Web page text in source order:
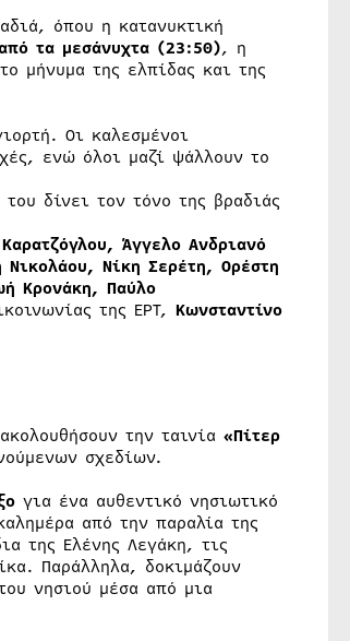
όπου η κατανυκτική
τα μεσάνυχτα (23:50), η
μήνυμα της ελπίδας και της
Οι καλεσμένοι
ενώ όλοι μαζί ψάλλουν το
δίνει τον τόνο της βραδιάς
Άγγελο Ανδριανό
Νίκη Σερέτη, Ορέστη
Κρονάκη, Παύλο
της ΕΡΤ, Κωνσταντίνο
την ταινία «Πίτερ
σχεδίων.
για ένα αυθεντικό νησιωτικό
από την παραλία της
της Ελένης Λεγάκη, τις
Παράλληλα, δοκιμάζουν
νησιού μέσα από μια